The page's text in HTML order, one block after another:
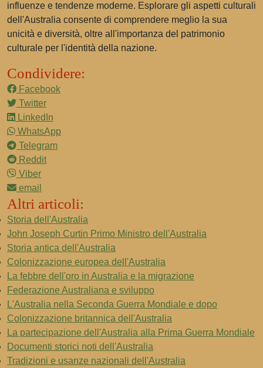
influenze e tendenze moderne. Esplorare gli aspetti culturali
dell'Australia consente di comprendere meglio la sua
unicità e diversità, oltre all'importanza del patrimonio
culturale per l'identità della nazione.
Condividere:
Facebook
Twitter
LinkedIn
WhatsApp
Telegram
Reddit
Viber
email
Altri articoli:
Storia dell'Australia
John Joseph Curtin Primo Ministro dell'Australia
Storia antica dell'Australia
Colonizzazione europea dell'Australia
La febbre dell'oro in Australia e la migrazione
Federazione Australiana e sviluppo
L'Australia nella Seconda Guerra Mondiale e dopo
Colonizzazione britannica dell'Australia
La partecipazione dell'Australia alla Prima Guerra Mondiale
Documenti storici noti dell'Australia
Tradizioni e usanze nazionali dell'Australia